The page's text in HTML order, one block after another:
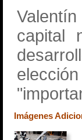
capital
Imágenes